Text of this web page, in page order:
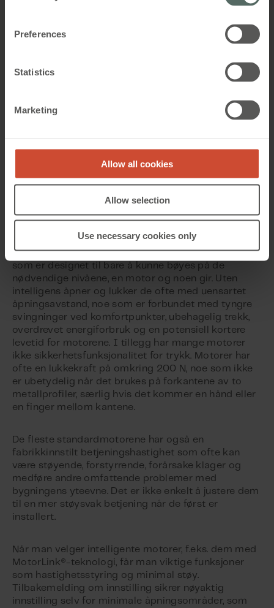
Preferences
Statistics
Marketing
Allow all cookies
Allow selection
Use necessary cookies only
Kontakt oss hvis du har spørsmål om å
kvalitet og med forskjellige egenskaper. Valget av
motor har en direkte virkning på bygningens
De fleste standardmotorer inneholder bare litt eller
ingen intelligens. De består av en pyntet sykkelkjede
som er designet til bare å kunne bøyes på de
nødvendige nivåene, en motor og noen gir. Uten
intelligens åpner og lukker de ofte med uensartet
åpningsavstand, noe som er forbundet med tyngre
svingninger ved komfortpunkter, ubehagelig trekk,
overdrevet energiforbruk og en potensiell kortere
levetid for motorene. I tillegg har mange motorer
ikke sikkerhetsfunksjonalitet for trykk. Motorer har
ofte en lukkekraft på omkring 200 N, noe som ikke
er ubetydelig når det brukes på forkantene av to
metallprofiler, særlig hvis det kommer en hånd eller
en finger mellom kantene.
De fleste standardmotorene har også en
fabrikkinnstilt betjeningshastighet som ofte kan
være støyende, forstyrrende, forårsake klager og
medføre andre omfattende problemer med
bygningens yteevne. Det er ikke enkelt å justere dem
til en mer støysvak betjening når de først er
installert.
Når man velger intelligente motorer, f.eks. dem med
MotorLink®-teknologi, får man viktige funksjoner
som hastighetsstyring og minimal støy.
Tilbakemelding om innstilling sikrer nøyaktig
innstilling selv for minimale åpningsområder, som